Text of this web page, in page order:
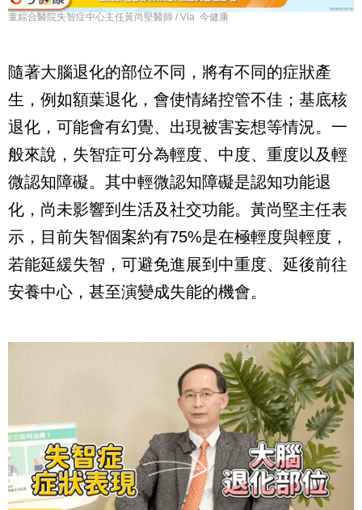
童綜合醫院失智症中心主任黃尚堅醫師 / Via 今健康
隨著大腦退化的部位不同，將有不同的症狀產
生，例如額葉退化，會使情緒控管不佳；基底核
退化，可能會有幻覺、出現被害妄想等情況。一
般來說，失智症可分為輕度、中度、重度以及輕
微認知障礙。其中輕微認知障礙是認知功能退
化，尚未影響到生活及社交功能。黃尚堅主任表
示，目前失智個案約有75%是在極輕度與輕度，
若能延緩失智，可避免進展到中重度、延後前往
安養中心，甚至演變成失能的機會。